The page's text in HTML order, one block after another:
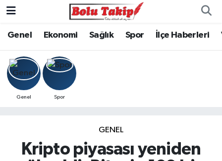
Genel Ekonomi Sağlık Spor İlçe Haberleri
Genel Spor
GENEL
Kripto piyasası yeniden